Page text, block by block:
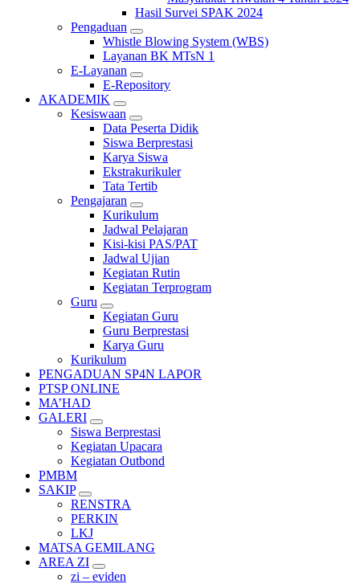
Hasil Survei SPAK 2024
Pengaduan
Whistle Blowing System (WBS)
Layanan BK MTsN 1
E-Layanan
E-Repository
AKADEMIK
Kesiswaan
Data Peserta Didik
Siswa Berprestasi
Karya Siswa
Ekstrakurikuler
Tata Tertib
Pengajaran
Kurikulum
Jadwal Pelajaran
Kisi-kisi PAS/PAT
Jadwal Ujian
Kegiatan Rutin
Kegiatan Terprogram
Guru
Kegiatan Guru
Guru Berprestasi
Karya Guru
Kurikulum
PENGADUAN SP4N LAPOR
PTSP ONLINE
MA’HAD
GALERI
Siswa Berprestasi
Kegiatan Upacara
Kegiatan Outbond
PMBM
SAKIP
RENSTRA
PERKIN
LKJ
MATSA GEMILANG
AREA ZI
zi – eviden